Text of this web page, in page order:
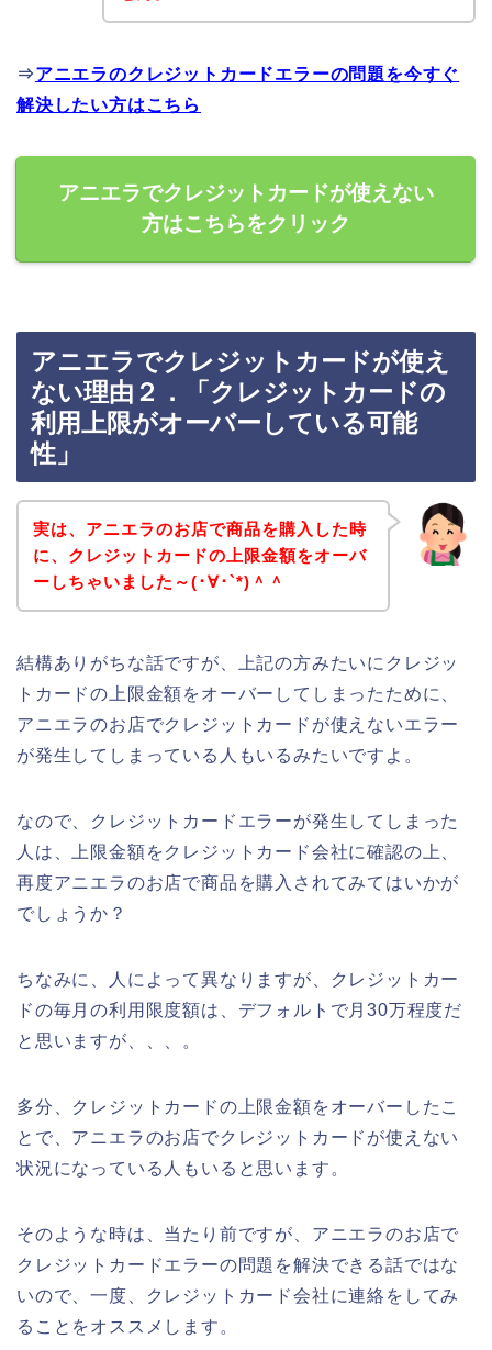
⇒アニエラのクレジットカードエラーの問題を今すぐ
解決したい方はこちら
アニエラでクレジットカードが使えない
方はこちらをクリック
アニエラでクレジットカードが使え
ない理由２．「クレジットカードの
利用上限がオーバーしている可能
性」
実は、アニエラのお店で商品を購入した時
に、クレジットカードの上限金額をオーバ
ーしちゃいました～(･∀･`*)＾＾
結構ありがちな話ですが、上記の方みたいにクレジッ
トカードの上限金額をオーバーしてしまったために、
アニエラのお店でクレジットカードが使えないエラー
が発生してしまっている人もいるみたいですよ。
なので、クレジットカードエラーが発生してしまった
人は、上限金額をクレジットカード会社に確認の上、
再度アニエラのお店で商品を購入されてみてはいかが
でしょうか？
ちなみに、人によって異なりますが、クレジットカー
ドの毎月の利用限度額は、デフォルトで月30万程度だ
と思いますが、、、。
多分、クレジットカードの上限金額をオーバーしたこ
とで、アニエラのお店でクレジットカードが使えない
状況になっている人もいると思います。
そのような時は、当たり前ですが、アニエラのお店で
クレジットカードエラーの問題を解決できる話ではな
いので、一度、クレジットカード会社に連絡をしてみ
ることをオススメします。